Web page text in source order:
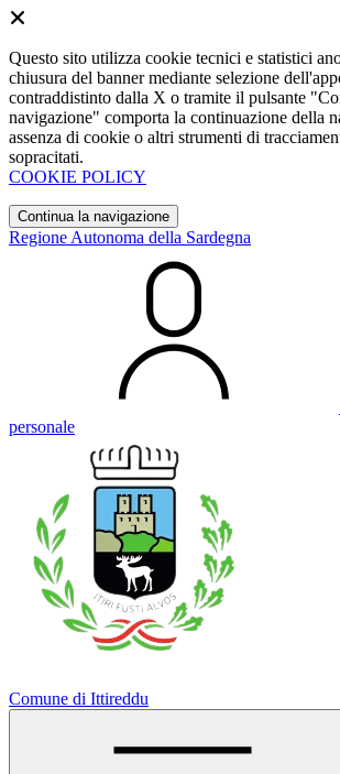
Questo sito utilizza cookie tecnici e statistici
chiusura del banner mediante selezione
contraddistinto dalla X o tramite il pulsante
navigazione" comporta la continuazione della
assenza di cookie o altri strumenti di
sopracitati.
COOKIE POLICY
Continua la navigazione
Regione Autonoma della Sardegna
personale
Comune di Ittireddu